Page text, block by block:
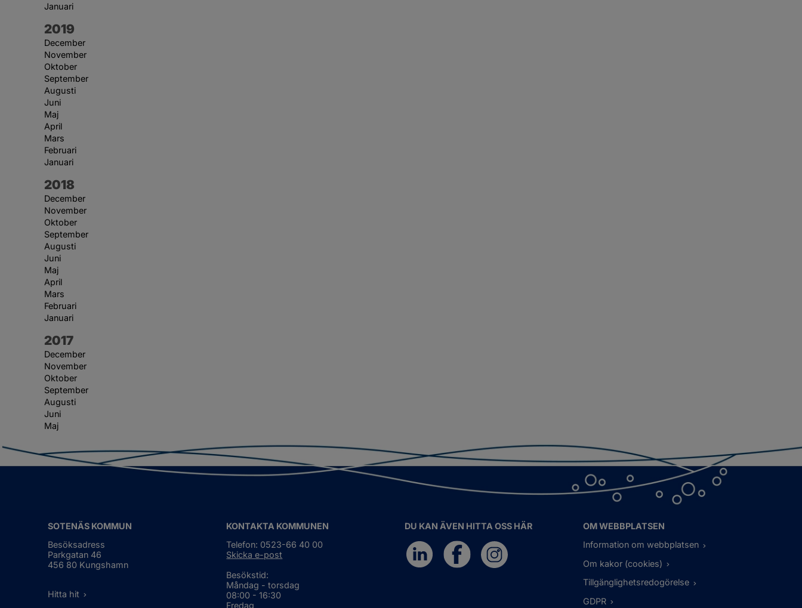
Januari
År:
2019
December
November
Oktober
September
Augusti
Juni
Maj
April
Mars
Februari
Januari
År:
2018
December
November
Oktober
September
Augusti
Juni
Maj
April
Mars
Februari
Januari
År:
2017
December
November
Oktober
September
Augusti
Juni
Maj
SOTENÄS KOMMUN
Besöksadress
Parkgatan 46
456 80 Kungshamn
Hitta hit
KONTAKTA KOMMUNEN
Telefon: 0523-66 40 00
Skicka e-post
Besökstid:
Måndag - torsdag
08:00 - 16:30
Fredag
DU KAN ÄVEN HITTA OSS HÄR
OM WEBBPLATSEN
Information om webbplatsen
Om kakor (cookies)
Tillgänglighetsredogörelse
GDPR